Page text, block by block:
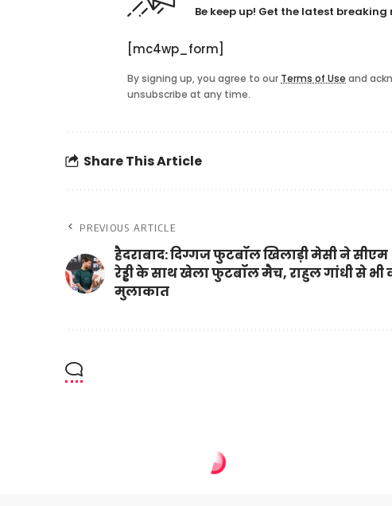
Be keep up! Get the latest
[mc4wp_form]
By signing up, you agree to our Terms of Use and
unsubscribe at any time.
Share This Article
PREVIOUS ARTICLE
हैदराबाद: दिग्गज फुटबॉल खिलाड़ी मेसी ने सीएम
रेड्डी के साथ खेला फुटबॉल मैच, राहुल गांधी से भी
मुलाकात